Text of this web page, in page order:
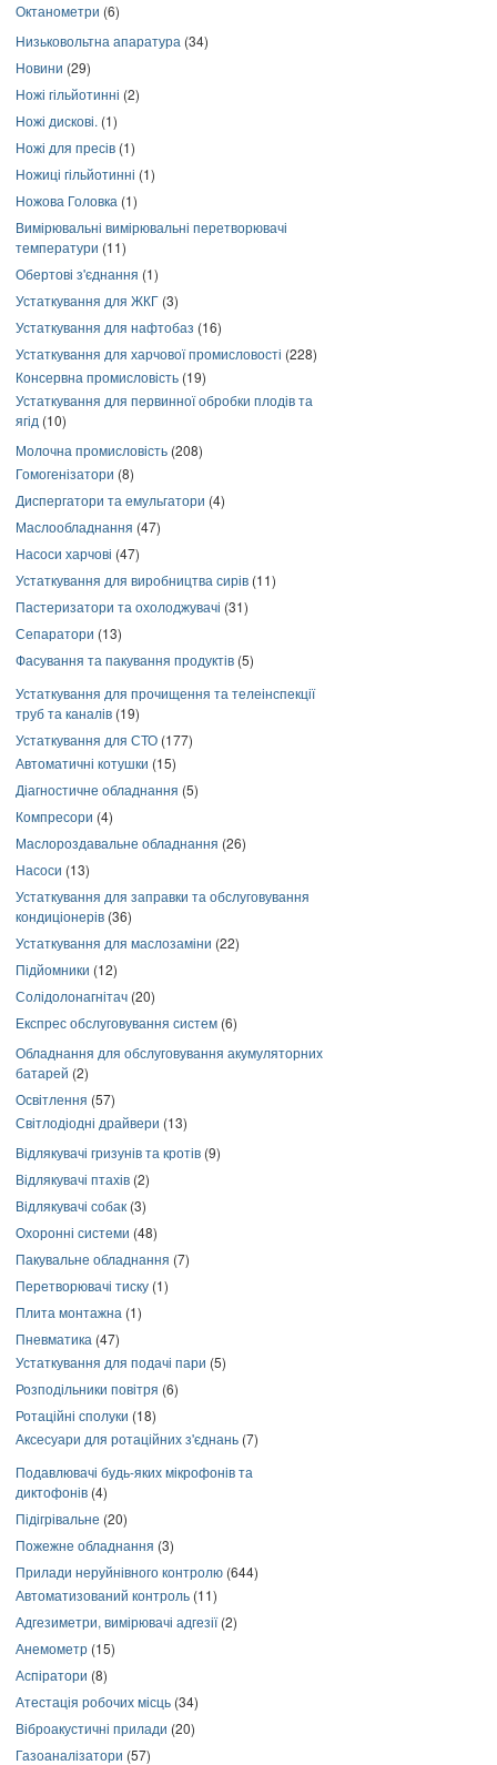
Октанометри (6)
Низьковольтна апаратура (34)
Новини (29)
Ножі гільйотинні (2)
Ножі дискові. (1)
Ножі для пресів (1)
Ножиці гільйотинні (1)
Ножова Головка (1)
Вимірювальні вимірювальні перетворювачі
температури (11)
Обертові з'єднання (1)
Устаткування для ЖКГ (3)
Устаткування для нафтобаз (16)
Устаткування для харчової промисловості (228)
Консервна промисловість (19)
Устаткування для первинної обробки плодів та
ягід (10)
Молочна промисловість (208)
Гомогенізатори (8)
Диспергатори та емульгатори (4)
Маслообладнання (47)
Насоси харчові (47)
Устаткування для виробництва сирів (11)
Пастеризатори та охолоджувачі (31)
Сепаратори (13)
Фасування та пакування продуктів (5)
Устаткування для прочищення та телеінспекції
труб та каналів (19)
Устаткування для СТО (177)
Автоматичні котушки (15)
Діагностичне обладнання (5)
Компресори (4)
Маслороздавальне обладнання (26)
Насоси (13)
Устаткування для заправки та обслуговування
кондиціонерів (36)
Устаткування для маслозаміни (22)
Підйомники (12)
Солідолонагнітач (20)
Експрес обслуговування систем (6)
Обладнання для обслуговування акумуляторних
батарей (2)
Освітлення (57)
Світлодіодні драйвери (13)
Відлякувачі гризунів та кротів (9)
Відлякувачі птахів (2)
Відлякувачі собак (3)
Охоронні системи (48)
Пакувальне обладнання (7)
Перетворювачі тиску (1)
Плита монтажна (1)
Пневматика (47)
Устаткування для подачі пари (5)
Розподільники повітря (6)
Ротаційні сполуки (18)
Аксесуари для ротаційних з'єднань (7)
Подавлювачі будь-яких мікрофонів та
диктофонів (4)
Підігрівальне (20)
Пожежне обладнання (3)
Прилади неруйнівного контролю (644)
Автоматизований контроль (11)
Адгезиметри, вимірювачі адгезії(2)
Анемометр (15)
Аспіратори (8)
Атестація робочих місць (34)
Віброакустичні прилади (20)
Газоаналізатори (57)